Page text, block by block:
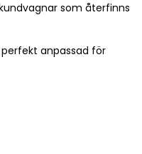
som återfinns
anpassad för